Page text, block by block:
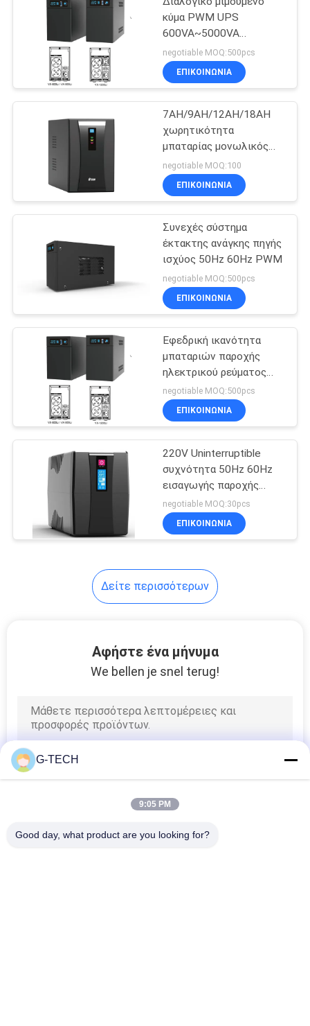
ρεύμα UPS
πακέτο μπαταριών
lifepo4
233
VRLA ρύθμισε την
όξινη μπαταρία
μολύβδου
134
Σειρά AVR
Power Guard Ups
κύμα PWM UPS
600VA~5000VA
ημιτόνου γραμμών για τη
συσκευή σπιτιών/
γραφείων/βάσεων
negotiable MOQ:500pcs
ΕΠΙΚΟΙΝΩΝΙΑ
7AH/9AH/12AH/18AH
χωρητικότητα
μπαταρίας μονωλικός
τύπος UPS 220V PWM
UPS
negotiable MOQ:100
ΕΠΙΚΟΙΝΩΝΙΑ
Συνεχές σύστημα
έκτακτης ανάγκης πηγής
ισχύος 50Hz 60Hz PWM
negotiable MOQ:500pcs
ΕΠΙΚΟΙΝΩΝΙΑ
Εφεδρική ικανότητα
μπαταριών παροχής
ηλεκτρικού ρεύματος
συστημάτων UPS 7AH
9AH 12AH 18AH
negotiable MOQ:500pcs
ΕΠΙΚΟΙΝΩΝΙΑ
220V Uninterruptible
συχνότητα 50Hz 60Hz
εισαγωγής παροχής
ηλεκτρικού ρεύματος
UPS
negotiable MOQ:30pcs
ΕΠΙΚΟΙΝΩΝΙΑ
Δείτε περισσότερων
Αφήστε ένα μήνυμα
We bellen je snel terug!
G-TECH
9:05 PM
Good day, what product are you looking for?